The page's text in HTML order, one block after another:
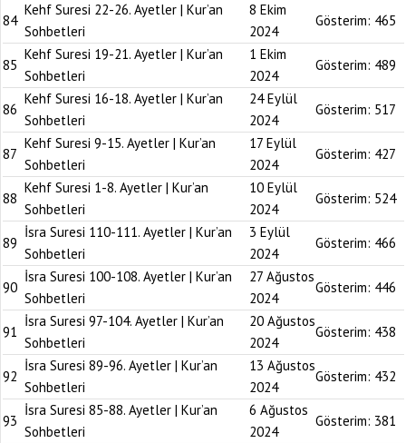
84
Kehf Suresi 22-26. Ayetler | Kur’an
Sohbetleri
8 Ekim
2024
Gösterim: 465
85
Kehf Suresi 19-21. Ayetler | Kur’an
Sohbetleri
1 Ekim
2024
Gösterim: 489
86
Kehf Suresi 16-18. Ayetler | Kur’an
Sohbetleri
24 Eylül
2024
Gösterim: 517
87
Kehf Suresi 9-15. Ayetler | Kur’an
Sohbetleri
17 Eylül
2024
Gösterim: 427
88
Kehf Suresi 1-8. Ayetler | Kur’an
Sohbetleri
10 Eylül
2024
Gösterim: 524
89
İsra Suresi 110-111. Ayetler | Kur’an
Sohbetleri
3 Eylül
2024
Gösterim: 466
90
İsra Suresi 100-108. Ayetler | Kur’an
Sohbetleri
27 Ağustos
2024
Gösterim: 446
91
İsra Suresi 97-104. Ayetler | Kur’an
Sohbetleri
20 Ağustos
2024
Gösterim: 438
92
İsra Suresi 89-96. Ayetler | Kur’an
Sohbetleri
13 Ağustos
2024
Gösterim: 432
93
İsra Suresi 85-88. Ayetler | Kur’an
Sohbetleri
6 Ağustos
2024
Gösterim: 381